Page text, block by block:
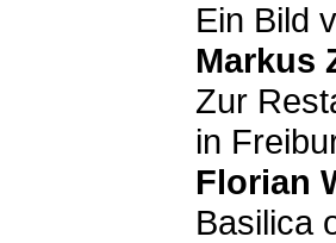
Ein Bild
Markus
Zur
in
Florian
Basilica